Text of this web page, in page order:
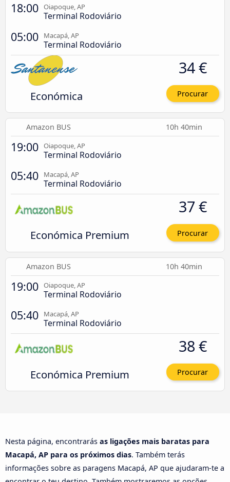
18:00 Oiapoque, AP
Terminal Rodoviário
05:00 Macapá, AP
Terminal Rodoviário
Económica
34 €
Procurar
Amazon BUS 10h 40min
19:00 Oiapoque, AP
Terminal Rodoviário
05:40 Macapá, AP
Terminal Rodoviário
Económica Premium
37 €
Procurar
Amazon BUS 10h 40min
19:00 Oiapoque, AP
Terminal Rodoviário
05:40 Macapá, AP
Terminal Rodoviário
Económica Premium
38 €
Procurar
Nesta página, encontrarás as ligações mais baratas para
Macapá, AP para os próximos dias. Também terás
informações sobre as paragens Macapá, AP que ajudaram-te a